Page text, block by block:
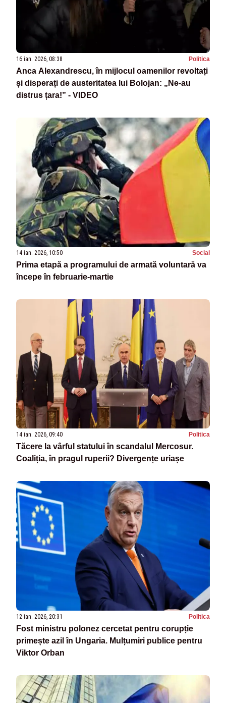
16 ian. 2026, 08:38 Politica
Anca Alexandrescu, în mijlocul oamenilor revoltați
și disperați de austeritatea lui Bolojan: „Ne-au
distrus țara!” - VIDEO
14 ian. 2026, 10:50 Social
Prima etapă a programului de armată voluntară va
începe în februarie-martie
14 ian. 2026, 09:40 Politica
Tăcere la vârful statului în scandalul Mercosur.
Coaliția, în pragul ruperii? Divergențe uriașe
12 ian. 2026, 20:31 Politica
Fost ministru polonez cercetat pentru corupție
primește azil în Ungaria. Mulțumiri publice pentru
Viktor Orban